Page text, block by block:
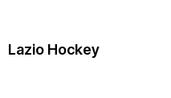
Lazio Hockey